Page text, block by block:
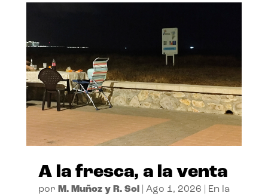
A la fresca, a la venta
por M. Muñoz y R. Sol| Ago 1, 2026
En la